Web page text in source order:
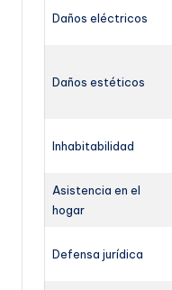
Daños eléctricos
Daños estéticos
Inhabitabilidad
Asistencia en el
hogar
Defensa jurídica